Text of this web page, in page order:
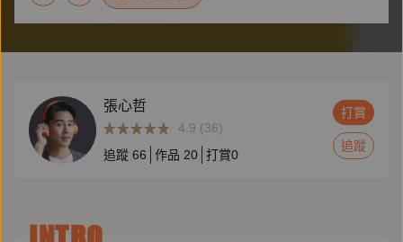
張心哲
4.9 (36)
追蹤 66 作品 20 打賞0
打賞
追蹤